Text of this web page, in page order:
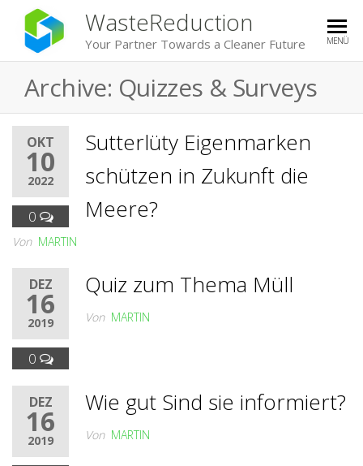
WasteReduction
Your Partner Towards a Cleaner Future MENÜ
Archive: Quizzes & Surveys
OKT
10
2022
0
Sutterlüty Eigenmarken
schützen in Zukunft die
Meere?
Von MARTIN
DEZ
16
2019
0
Quiz zum Thema Müll
Von MARTIN
DEZ
16
2019
Wie gut Sind sie informiert?
Von MARTIN